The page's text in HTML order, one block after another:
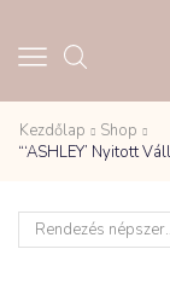
Kezdőlap
Shop
“‘ASHLEY’ Nyitott